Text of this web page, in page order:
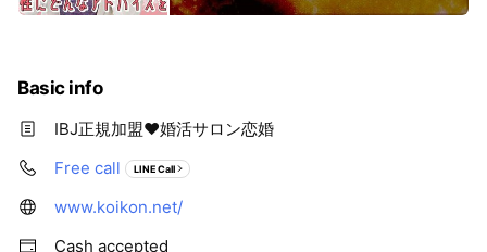
Basic info
IBJ正規加盟❤️婚活サロン恋婚
Free call
LINE Call
www.koikon.net/
Cash accepted